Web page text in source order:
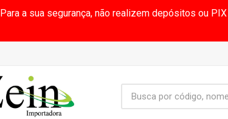
Para a sua segurança, não realizem depósitos ou